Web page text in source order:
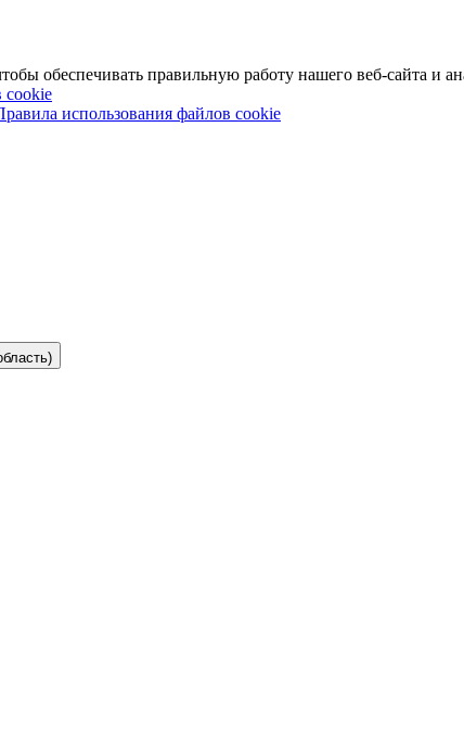
обеспечивать правильную работу нашего веб-сайта и
cookie
использования файлов cookie